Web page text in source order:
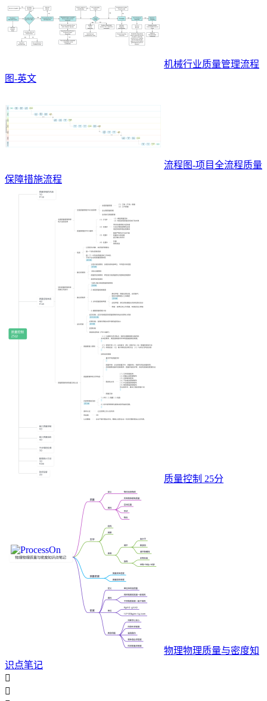
机械行业质量管理流程
图-英文
流程图-项目全流程质量
保障措施流程
质量控制 25分
物理物理质量与密度知
识点笔记

